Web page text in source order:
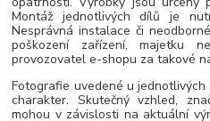
Montáž jednotlivých dílů je
Nesprávná instalace či
poškození zařízení, majetku
provozovatel e-shopu za takové
Fotografie uvedené u
charakter. Skutečný vzhled,
mohou v závislosti na aktuální